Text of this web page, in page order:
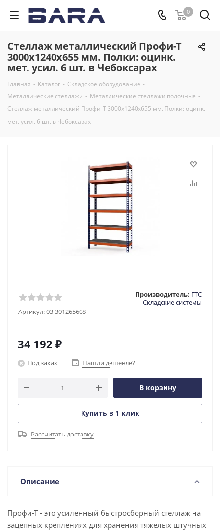
0
Стеллаж металлический Профи-Т
3000x1240x655 мм. Полки: оцинк.
мет. усил. 6 шт. в Чебоксарах
Главная - Каталог - Складское оборудование -
Металлические стеллажи - Металлические стеллажи полочные -
Стеллаж металлический Профи-Т 3000x1240x655 мм. Полки: оцинк.
мет. усил. 6 шт. в Чебоксарах
Артикул:03-301265608
Производитель: ГТС
Складские системы
34 192 ₽
Под заказ Нашли дешевле?
В корзину
Купить в 1 клик
Рассчитать доставку
Описание
Профи-Т - это усиленный быстросборный стеллаж на
зацепных креплениях для хранения тяжелых штучных